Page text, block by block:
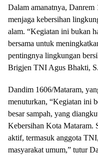
Dalam amanatnya,
menjaga kebersihan
alam. “Kegiatan ini bukan
bersama untuk
pentingnya lingkungan
Brigjen TNI Agus Bhakti,
Dandim 1606/Mataram,
menuturkan, “Kegiatan ini
besar sampah, yang
Kebersihan Kota Mataram.
aktif, termasuk anggota
masyarakat umum,” tutur